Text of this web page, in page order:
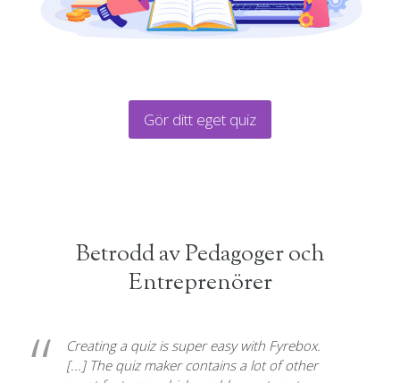
Gör ditt eget quiz
Betrodd av Pedagoger och
Entreprenörer
Creating a quiz is super easy with Fyrebox.
[...] The quiz maker contains a lot of other